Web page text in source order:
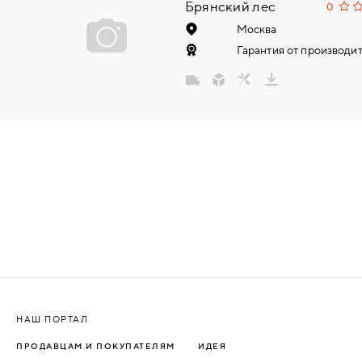
НАДДВЕРНЫЕ
РУЧКИ КНОБЫ (РУЧКИ-
ЗАЩЁЛКИ)
Брянский лес 0
Москва
Гарантия от
НАШ ПОРТАЛ
ПРОДАВЦАМ И ПОКУПАТЕЛЯМ ИДЕЯ